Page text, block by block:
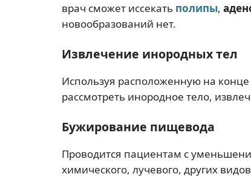
врач сможет иссекать полипы,
новообразований нет.
Извлечение инородных тел
Используя расположенную на
рассмотреть инородное тело,
Бужирование пищевода
Проводится пациентам с
химического, лучевого, других